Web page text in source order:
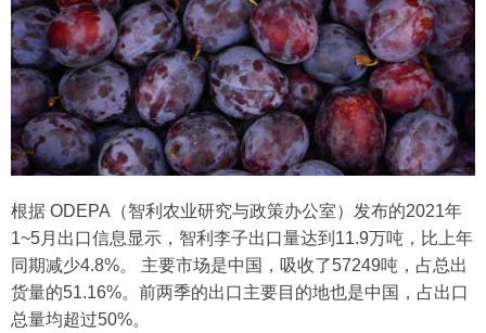
根据 ODEPA（智利农业研究与政策办公室）发布的2021年
1~5月出口信息显示，智利李子出口量达到11.9万吨，比上年
同期减少4.8%。 主要市场是中国，吸收了57249吨，占总出
货量的51.16%。前两季的出口主要目的地也是中国，占出口
总量均超过50%。